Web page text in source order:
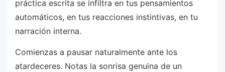
práctica escrita se infiltra en tus pensamientos
automáticos, en tus reacciones instintivas, en tu
narración interna.
Comienzas a pausar naturalmente ante los
atardeceres. Notas la sonrisa genuina de un